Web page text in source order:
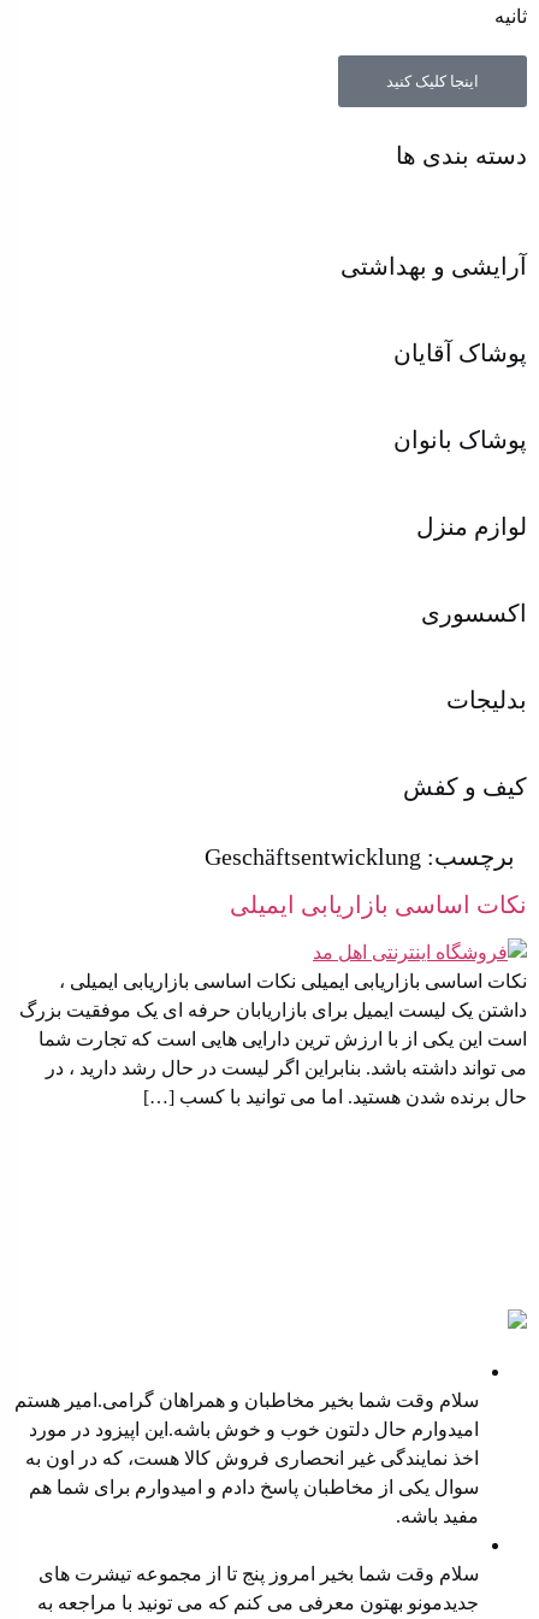
ثانیه
اینجا کلیک کنید
دسته بندی ها
آرایشی و بهداشتی
پوشاک آقایان
پوشاک بانوان
لوازم منزل
اکسسوری
بدلیجات
کیف و کفش
برچسب: Geschäftsentwicklung
نکات اساسی بازاریابی ایمیلی
نکات اساسی بازاریابی ایمیلی نکات اساسی بازاریابی ایمیلی ،
داشتن یک لیست ایمیل برای بازاریابان حرفه ای یک موفقیت بزرگ
است این یکی از با ارزش ترین دارایی هایی است که تجارت شما
می تواند داشته باشد. بنابراین اگر لیست در حال رشد دارید ، در
حال برنده شدن هستید. اما می توانید با کسب […]
سلام وقت شما بخیر مخاطبان و همراهان گرامی.امیر هستم
امیدوارم حال دلتون خوب و خوش باشه.این اپیزود در مورد
اخذ نمایندگی غیر انحصاری فروش کالا هست، که در اون به
سوال یکی از مخاطبان پاسخ دادم و امیدوارم برای شما هم
مفید باشه.
سلام وقت شما بخیر امروز پنج تا از مجموعه تیشرت های
جدیدمونو بهتون معرفی می کنم که می تونید با مراجعه به